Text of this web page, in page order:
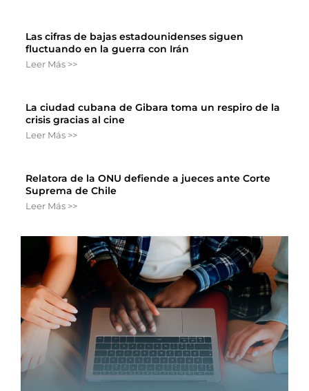
Las cifras de bajas estadounidenses siguen
fluctuando en la guerra con Irán
Leer Más >>
La ciudad cubana de Gibara toma un respiro de la
crisis gracias al cine
Leer Más >>
Relatora de la ONU defiende a jueces ante Corte
Suprema de Chile
Leer Más >>